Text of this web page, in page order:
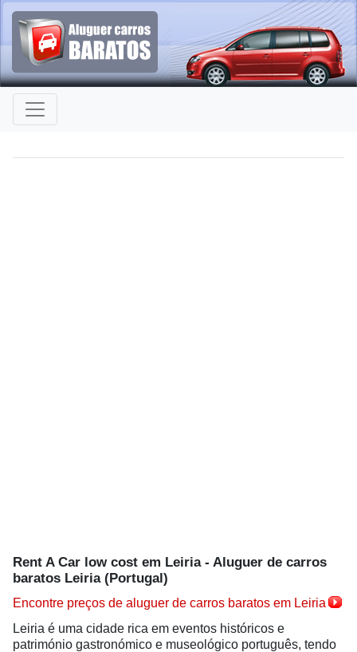
Rent A Car low cost em Leiria - Aluguer de carros
baratos Leiria (Portugal)
Encontre preços de aluguer de carros baratos em Leiria
Leiria é uma cidade rica em eventos históricos e
património gastronómico e museológico português, tendo